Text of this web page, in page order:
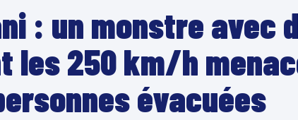
: un monstre avec
les 250 km/h
évacuées